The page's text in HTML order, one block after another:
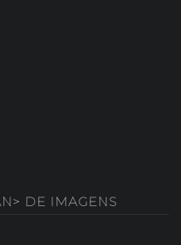
DE IMAGENS